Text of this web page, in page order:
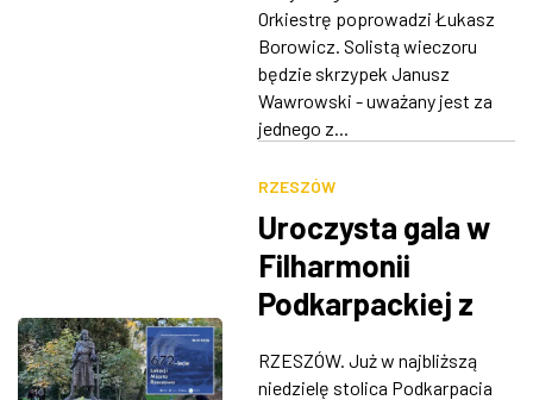
Beethovena
Orkiestrę poprowadzi Łukasz
Borowicz. Solistą wieczoru
będzie skrzypek Janusz
Wawrowski - uważany jest za
jednego z...
RZESZÓW
Uroczysta gala w
Filharmonii
Podkarpackiej z
Rzeszowa
RZESZÓW. Już w najbliższą
niedzielę stolica Podkarpacia